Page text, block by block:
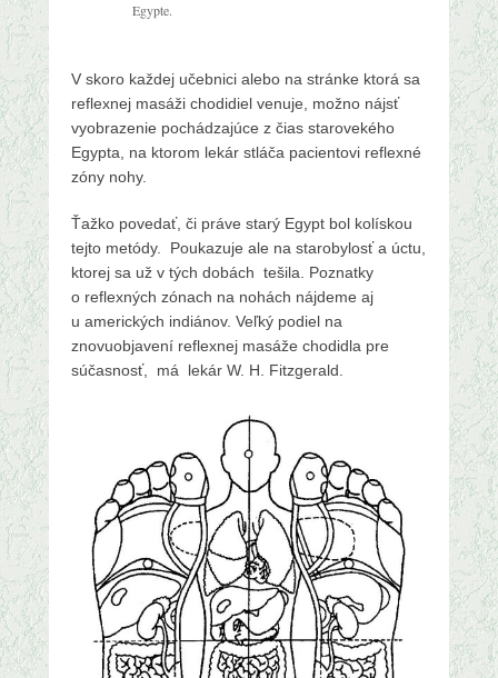
Egypte.
V skoro každej učebnici alebo na stránke ktorá sa
reflexnej masáži chodidiel venuje, možno nájsť
vyobrazenie pochádzajúce z čias starovekého
Egypta, na ktorom lekár stláča pacientovi reflexné
zóny nohy.
Ťažko povedať, či práve starý Egypt bol kolískou
tejto metódy. Poukazuje ale na starobylosť a úctu,
ktorej sa už v tých dobách tešila. Poznatky
o reflexných zónach na nohách nájdeme aj
u amerických indiánov. Veľký podiel na
znovuobjavení reflexnej masáže chodidla pre
súčasnosť, má lekár W. H. Fitzgerald.